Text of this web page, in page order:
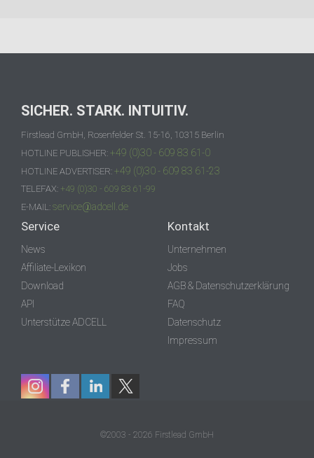
SICHER. STARK. INTUITIV.
Firstlead GmbH, Rosenfelder St. 15-16, 10315 Berlin
HOTLINE PUBLISHER: +49 (0)30 - 609 83 61-0
HOTLINE ADVERTISER: +49 (0)30 - 609 83 61-23
TELEFAX: +49 (0)30 - 609 83 61-99
E-MAIL: service@adcell.de
Service
News
Affiliate-Lexikon
Download
API
Unterstütze ADCELL
Kontakt
Unternehmen
Jobs
AGB & Datenschutzerklärung
FAQ
Datenschutz
Impressum
©2003 - 2026 Firstlead GmbH